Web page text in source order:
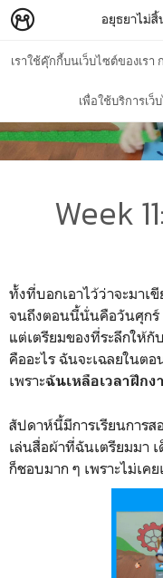
เราใช้คุ๊กกี้บนเว็บไซต์ของเร
เพื่อใช้บริการเว็
อยุธยาไม่
Week
ทั้งที่บอกเอาไว้ว่าจะมาเ
จนถึงตอนนี้นั่นคือวันศุกร์
แต่เตรียมของที่ระลึกให้
คืออะไร ฉันจะเฉลยในต
เพราะฉันเหลือเวลาฝึก
สัปดาห์นี้มีการเรียนการ
เล่นสื่อผ้าที่ฉันเตรียมมา
ก็ชอบมาก ๆ เพราะไม่เค